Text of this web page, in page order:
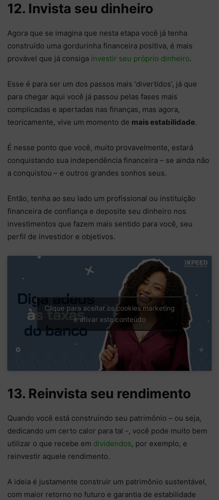
12. Invista seu dinheiro
Agora que se imagina que nesta etapa você já tenha
construído uma gordurinha financeira positiva, é mais
provável que já consiga investir seu próprio dinheiro.
Esse é para ser um dos passos mais ‘divertidos’, já que
para chegar aqui você já passou pelas fases mais
complicadas e apertadas nas finanças, mas agora,
teoricamente, vive um momento de mais estabilidade.
É nesse ponto que você, muito provavelmente, estará
conquistando sua independência financeira – se ainda não
a conquistou – e outros grandes sonhos seus.
Então, tenha ao seu lado um profissional ou instituição
financeira de confiança e deposite seu dinheiro nos
investimentos que fazem mais sentido para você, seu
perfil de investidor e objetivos.
Clique para aceitar os cookies marketing
e ativar este conteúdo
13. Reinvista seu rendimento
Quando você está construindo seu patrimônio – ou seja,
dedicando um certo calor para tal -, você pode muito bem
utilizar o que recebe em dividendos, por exemplo, e
reinvestir aquele rendimento.
A ideia é justamente construir um patrimônio sustentável,
com maior retorno no futuro e garantia de estabilidade